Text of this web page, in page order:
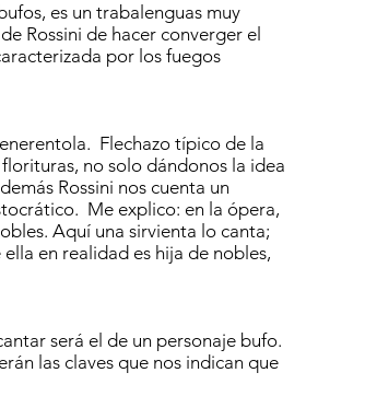
es un trabalenguas muy
Rossini de hacer converger el
por los fuegos
Flechazo típico de la
no solo dándonos la idea
Rossini nos cuenta un
Me explico: en la ópera,
Aquí una sirvienta lo canta;
en realidad es hija de nobles,
será el de un personaje bufo.
las claves que nos indican que